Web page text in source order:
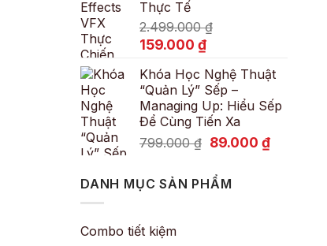
Thực Tế
2.499.000₫
Giá
là:
2.499.000 ₫.
159.000 ₫Giá
tại
là:
159.000 ₫.
Khóa Học Nghệ Thuật
“Quản Lý” Sếp –
Managing Up: Hiểu Sếp
Để Cùng Tiến Xa
799.000₫ Giá
là:
799.000 ₫.
89.000 ₫Giá
DANH MỤC SẢN PHẨM
Combo tiết kiệm